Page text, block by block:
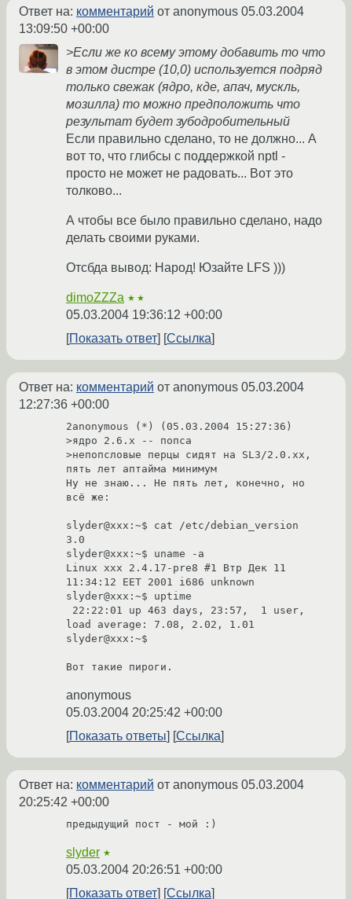
Ответ на: комментарий от anonymous 05.03.2004
13:09:50 +00:00
>Если же ко всему этому добавить то что
в этом дистре (10,0) используется подряд
только свежак (ядро, кде, апач, мускль,
мозилла) то можно предположить что
результат будет зубодробительный
Если правильно сделано, то не должно... А
вот то, что глибсы с поддержкой nptl -
просто не может не радовать... Вот это
толково...
А чтобы все было правильно сделано, надо
делать своими руками.
Отсбда вывод: Народ! Юзайте LFS )))
dimoZZZa ★★
05.03.2004 19:36:12 +00:00
Показать ответ
Ссылка
Ответ на: комментарий от anonymous 05.03.2004
12:27:36 +00:00
2anonymous (*) (05.03.2004 15:27:36)
>ядро 2.6.х -- попса
>непопсловые перцы сидят на SL3/2.0.xx,
пять лет аптайма минимум
Ну не знаю... Не пять лет, конечно, но
всё же:
slyder@xxx:~$ cat /etc/debian_version
3.0
slyder@xxx:~$ uname -a
Linux xxx 2.4.17-pre8 #1 Втр Дек 11
11:34:12 EET 2001 i686 unknown
slyder@xxx:~$ uptime
load average: 7.08, 2.02, 1.01
slyder@xxx:~$
Вот такие пироги.
anonymous
05.03.2004 20:25:42 +00:00
Показать ответы
Ссылка
Ответ на: комментарий от anonymous 05.03.2004
20:25:42 +00:00
предыдущий пост - мой :)
slyder ★
05.03.2004 20:26:51 +00:00
Показать ответ
Ссылка